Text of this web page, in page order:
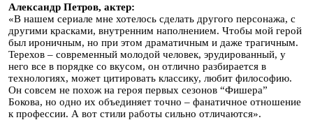
Александр Петров, актер:
«В нашем сериале мне хотелось сделать другого персонажа, с
другими красками, внутренним наполнением. Чтобы мой герой
был ироничным, но при этом драматичным и даже трагичным.
Терехов – современный молодой человек, эрудированный, у
него все в порядке со вкусом, он отлично разбирается в
технологиях, может цитировать классику, любит философию.
Он совсем не похож на героя первых сезонов “Фишера”
Бокова, но одно их объединяет точно – фанатичное отношение
к профессии. А вот стили работы сильно отличаются».